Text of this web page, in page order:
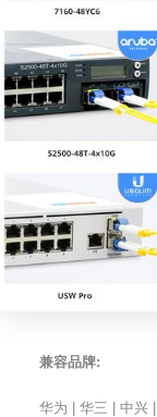
兼容品牌:
华为 | 华三 | 中兴